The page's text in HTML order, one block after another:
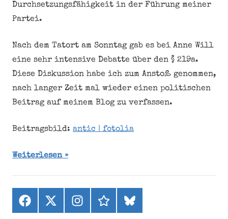
Durchsetzungsfähigkeit in der Führung meiner
Partei.
Nach dem Tatort am Sonntag gab es bei Anne Will
eine sehr intensive Debatte über den § 219a.
Diese Diskussion habe ich zum Anstoß genommen,
nach langer Zeit mal wieder einen politischen
Beitrag auf meinem Blog zu verfassen.
Beitragsbild: antic | fotolia
Weiterlesen
Facebook
X
(ehemals
Instagramthreadsbluesky